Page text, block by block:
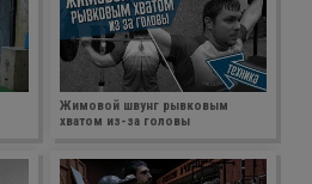
Жимовой швунг рывковым
хватом из-за головы